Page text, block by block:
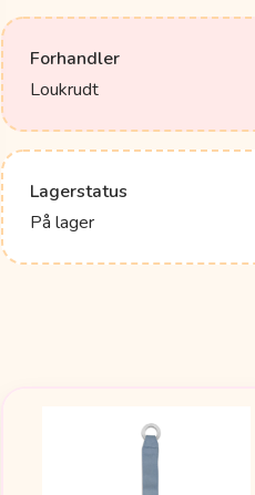
Forhandler
Loukrudt
Lagerstatus
På lager